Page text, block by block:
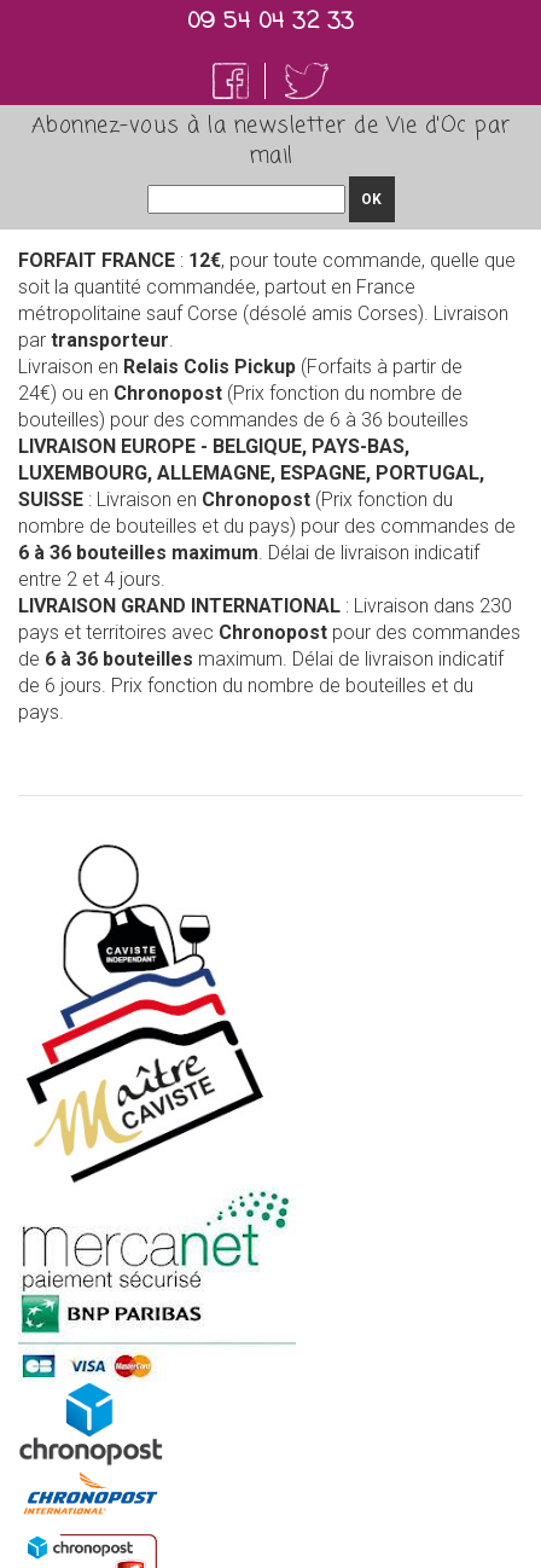
09 54 04 32 33
Abonnez-vous à la newsletter de Vie d'Oc par
mail
OK
FORFAIT FRANCE : 12€, pour toute commande, quelle que
soit la quantité commandée, partout en France
métropolitaine sauf Corse (désolé amis Corses). Livraison
par transporteur.
Livraison en Relais Colis Pickup (Forfaits à partir de
24€) ou en Chronopost (Prix fonction du nombre de
bouteilles) pour des commandes de 6 à 36 bouteilles
LIVRAISON EUROPE - BELGIQUE, PAYS-BAS,
LUXEMBOURG, ALLEMAGNE, ESPAGNE, PORTUGAL,
SUISSE : Livraison en Chronopost (Prix fonction du
nombre de bouteilles et du pays) pour des commandes de
6 à 36 bouteilles maximum. Délai de livraison indicatif
entre 2 et 4 jours.
LIVRAISON GRAND INTERNATIONAL : Livraison dans 230
pays et territoires avec Chronopost pour des commandes
de 6 à 36 bouteilles maximum. Délai de livraison indicatif
de 6 jours. Prix fonction du nombre de bouteilles et du
pays.